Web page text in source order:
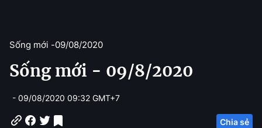
Sống mới -09/08/2020
Sống mới - 09/8/2020
- 09/08/2020 09:32 GMT+7
Chia sẻ